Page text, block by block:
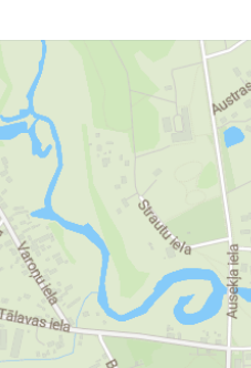
ar degvielu darbināmi ūdens
spiedkatli
spiedtvertnes
hidrofori
polietilēna tvertnes
termometri
manometri
granulu katli
granulu kamīni
elektriskie apkures katli
ūdens skaitītāji
siltuma
kapara caurules
daudzslāņu